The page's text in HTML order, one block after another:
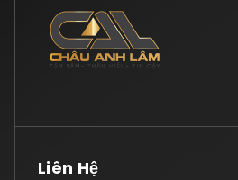
Liên Hệ